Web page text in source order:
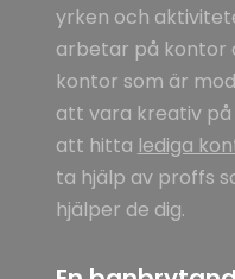
yrken och
arbetar på kontor
kontor som är
att vara kreativ på
att hitta lediga
ta hjälp av proffs
hjälper de dig.